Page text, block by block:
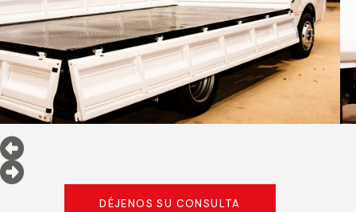
DÉJENOS SU CONSULTA